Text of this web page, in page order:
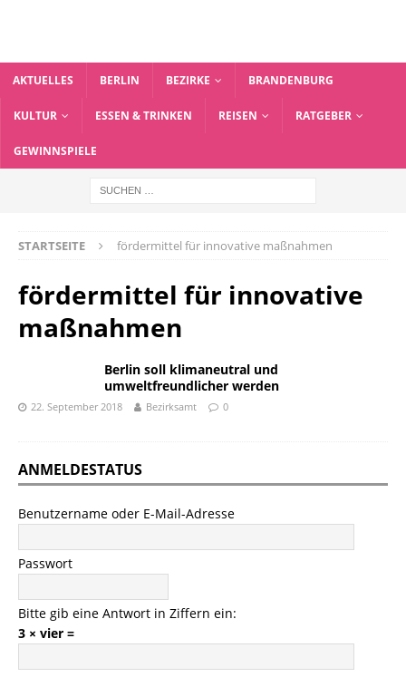
AKTUELLES BERLIN BEZIRKE BRANDENBURG
KULTUR ESSEN & TRINKEN REISEN RATGEBER
GEWINNSPIELE
STARTSEITE fördermittel für innovative maßnahmen
fördermittel für innovative
maßnahmen
Berlin soll klimaneutral und
umweltfreundlicher werden
22. September 2018 Bezirksamt 0
ANMELDESTATUS
Benutzername oder E-Mail-Adresse
Passwort
Bitte gib eine Antwort in Ziffern ein:
3 × vier =